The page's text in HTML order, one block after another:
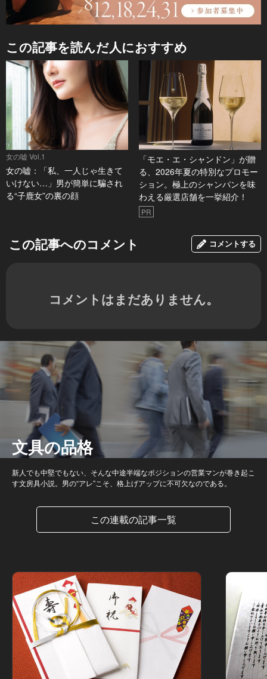
この記事を読んだ人におすすめ
女の嘘 Vol.1
女の嘘：「私、一人じゃ生きて
いけない…」男が簡単に騙され
る“子鹿女”の裏の顔
「モエ・エ・シャンドン」が贈
る、2026年夏の特別なプロモー
ション。極上のシャンパンを味
わえる厳選店舗を一挙紹介！
PR
この記事へのコメント コメントする
コメントはまだありません。
文具の品格
新人でも中堅でもない、そんな中途半端なポジションの営業マンが巻き起こ
す文房具小説。男の“アレ”こそ、格上げアップに不可欠なのである。
この連載の記事一覧